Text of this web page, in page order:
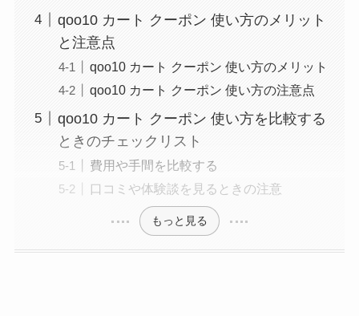
qoo10 カート クーポン 使い方のメリット
と注意点
qoo10 カート クーポン 使い方のメリット
qoo10 カート クーポン 使い方の注意点
qoo10 カート クーポン 使い方を比較する
ときのチェックリスト
費用や手間を比較する
口コミや体験談を見るときの注意
もっと見る